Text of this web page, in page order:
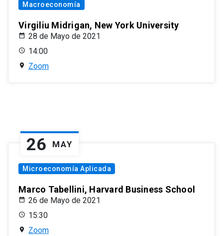
Macroeconomía
Virgiliu Midrigan, New York University
28 de Mayo de 2021
14:00
Zoom
26 MAY
Microeconomía Aplicada
Marco Tabellini, Harvard Business School
26 de Mayo de 2021
15:30
Zoom